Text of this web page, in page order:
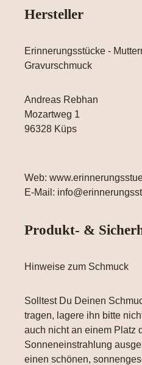
Hersteller
Erinnerungsstücke -
Gravurschmuck
Andreas Rebhan
Mozartweg 1
96328 Küps
Web:
E-Mail:
Produkt- &
Hinweise zum Schmuck
Solltest Du Deinen
tragen, lagere ihn bitte
auch nicht an einem Platz
Sonneneinstrahlung
einen schönen,